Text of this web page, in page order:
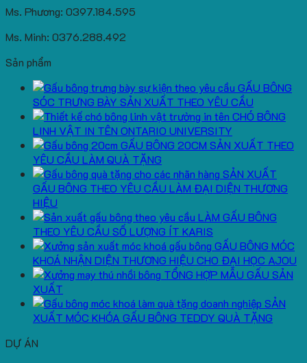
Ms. Phương: 0397.184.595
Ms. Minh: 0376.288.492
Sản phẩm
GẤU BÔNG
SÓC TRƯNG BÀY SẢN XUẤT THEO YÊU CẦU
CHÓ BÔNG
LINH VẬT IN TÊN ONTARIO UNIVERSITY
GẤU BÔNG 20CM SẢN XUẤT THEO
YÊU CẦU LÀM QUÀ TẶNG
SẢN XUẤT
GẤU BÔNG THEO YÊU CẦU LÀM ĐẠI DIỆN THƯƠNG
HIỆU
LÀM GẤU BÔNG
THEO YÊU CẦU SỐ LƯỢNG ÍT KARIS
GẤU BÔNG MÓC
KHOÁ NHẬN DIỆN THƯƠNG HIỆU CHO ĐẠI HỌC AJOU
TỔNG HỢP MẪU GẤU SẢN
XUẤT
SẢN
XUẤT MÓC KHÓA GẤU BÔNG TEDDY QUÀ TẶNG
DỰ ÁN